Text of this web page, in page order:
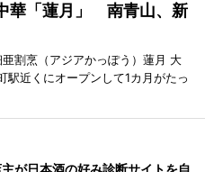
華「蓮月」 南青山、新
割烹（アジアかっぽう）蓮月 大
駅近くにオープンして1カ月がたっ